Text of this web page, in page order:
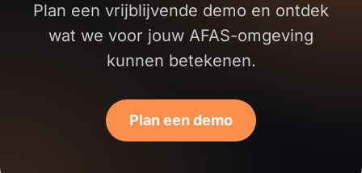
Plan een vrijblijvende demo en ontdek
wat we voor jouw AFAS-omgeving
kunnen betekenen.
Plan een demo